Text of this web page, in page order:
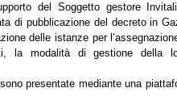
del Soggetto gestore
di pubblicazione del decreto in
delle istanze per
la modalità di gestione della
presentate mediante una